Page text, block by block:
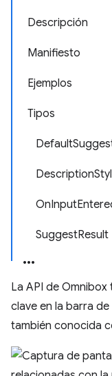
Descripción
Manifiesto
Ejemplos
Tipos
SuggestResult
La API de
clave en la barra
también conocida